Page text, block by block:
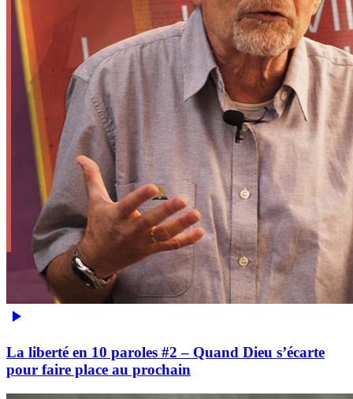
La liberté en 10 paroles #2 – Quand Dieu s’écarte
pour faire place au prochain